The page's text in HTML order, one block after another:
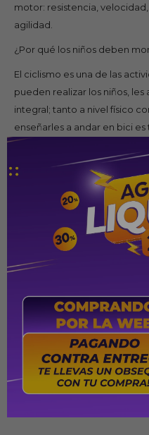
motor: resistencia,
agilidad.
¿Por qué los niños deben
El ciclismo es una de las
pueden realizar los niños,
integral; tanto a nivel físico
enseñarles a andar en bici
adultos.
Al aprender y andar en bici,
física y adquieren grandes
decisiva en su desarrollo
Especificaciones:
Marca: Caloi
Color: Lila.
Aro: 24".
Cambios: 7 Velocidades.
Luces reflectivas
Canasto blanco.
Protector descarrilador